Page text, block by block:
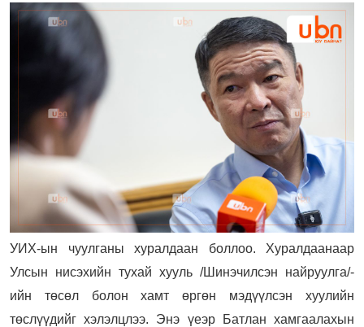
УИХ-ын чуулганы хуралдаан боллоо. Хуралдаанаар
Улсын нисэхийн тухай хууль /Шинэчилсэн найруулга/-
ийн төсөл болон хамт өргөн мэдүүлсэн хуулийн
төслүүдийг хэлэлцлээ. Энэ үеэр Батлан хамгаалахын